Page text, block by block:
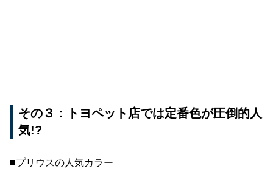
その３：トヨペット店では定番色が圧倒的人
気!?
■プリウスの人気カラー